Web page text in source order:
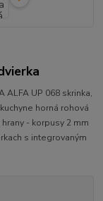
ALFA UP 068 skrinka,
horná rohová
- korpusy 2 mm
s integrovaným